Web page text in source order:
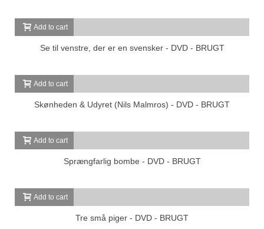
Add to cart
Se til venstre, der er en svensker - DVD - BRUGT
Add to cart
Skønheden & Udyret (Nils Malmros) - DVD - BRUGT
Add to cart
Sprængfarlig bombe - DVD - BRUGT
Add to cart
Tre små piger - DVD - BRUGT